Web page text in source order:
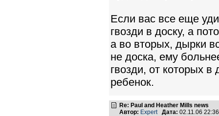
Если вас все еще
гвозди в доску, а
а во вторых, дырки
не доска, ему
гвозди, от которых
ребенок.
Re: Paul and Heather Mills news
Автор: Expert Дата: 02.11.06